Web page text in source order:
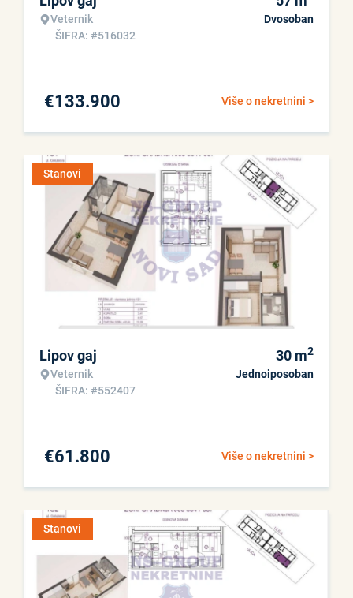
Veternik
ŠIFRA: #516032
Dvosoban
Više o nekretnini >
€133.900
Stanovi
Lipov gaj
Veternik
ŠIFRA: #552407
30 m2
Jednoiposoban
Više o nekretnini >
€61.800
Stanovi